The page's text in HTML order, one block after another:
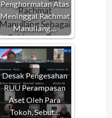
Penghormatan Atas
Meninggal Rachmat
Manullang…
Desak Pengesahan
RUU Perampasan
Aset Oleh Para
Tokoh, Sebut…